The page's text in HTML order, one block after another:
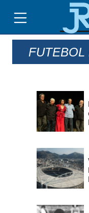
FUTEBOL